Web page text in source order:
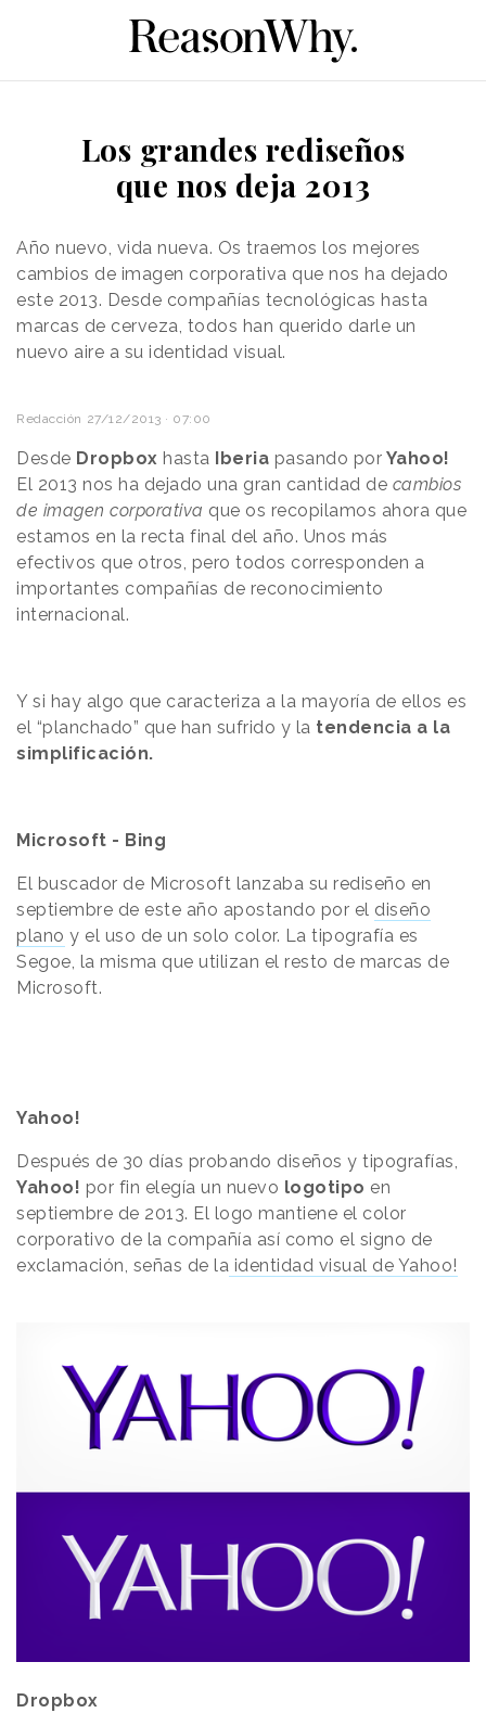
Los grandes rediseños
que nos deja 2013
Año nuevo, vida nueva. Os traemos los mejores
cambios de imagen corporativa que nos ha dejado
este 2013. Desde compañías tecnológicas hasta
marcas de cerveza, todos han querido darle un
nuevo aire a su identidad visual.
Redacción 27/12/2013 · 07:00
Desde Dropbox hasta Iberia pasando por Yahoo!
El 2013 nos ha dejado una gran cantidad de cambios
de imagen corporativa que os recopilamos ahora que
estamos en la recta final del año. Unos más
efectivos que otros, pero todos corresponden a
importantes compañías de reconocimiento
internacional.
Y si hay algo que caracteriza a la mayoría de ellos es
el “planchado” que han sufrido y la tendencia a la
simplificación.
Microsoft - Bing
El buscador de Microsoft lanzaba su rediseño en
septiembre de este año apostando por el diseño
plano y el uso de un solo color. La tipografía es
Segoe, la misma que utilizan el resto de marcas de
Microsoft.
Yahoo!
Después de 30 días probando diseños y tipografías,
Yahoo! por fin elegía un nuevo logotipo en
septiembre de 2013. El logo mantiene el color
corporativo de la compañía así como el signo de
exclamación, señas de la identidad visual de Yahoo!
Dropbox